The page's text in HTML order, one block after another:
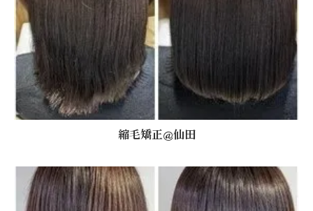
縮毛矯正@仙田